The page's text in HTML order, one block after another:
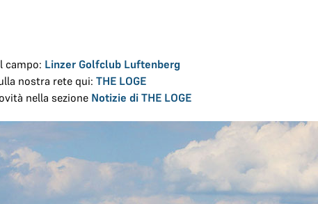
campo: Linzer Golfclub Luftenberg
nostra rete qui: THE LOGE
nella sezione Notizie di THE LOGE